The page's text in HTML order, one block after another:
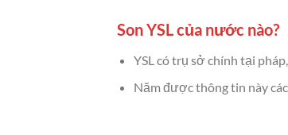
Son YSL của nước nào?
YSL có trụ sở chính tại
Năm được thông tin này